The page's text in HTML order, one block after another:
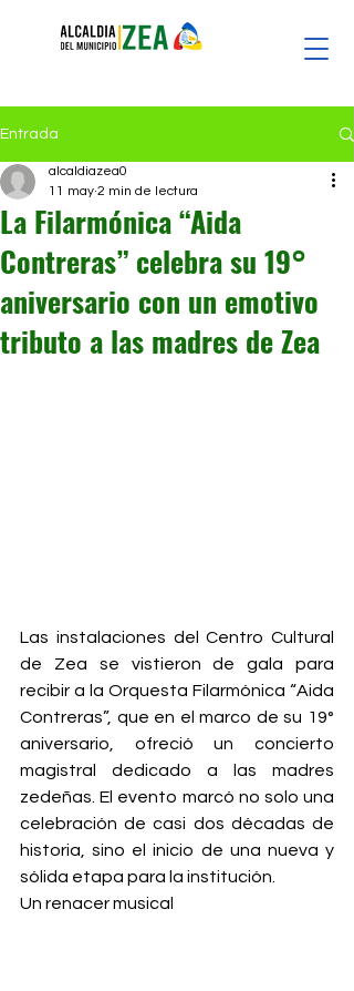
Entrada
La Filarmónica “Aida
Contreras” celebra su 19°
aniversario con un emotivo
tributo a las madres de Zea
alcaldiazea0
11 may 2 min de lectura
Las instalaciones del Centro Cultural
de Zea se vistieron de gala para
recibir a la Orquesta Filarmónica “Aida
Contreras”, que en el marco de su 19°
aniversario, ofreció un concierto
magistral dedicado a las madres
zedeñas. El evento marcó no solo una
celebración de casi dos décadas de
historia, sino el inicio de una nueva y
sólida etapa para la institución.
Un renacer musical